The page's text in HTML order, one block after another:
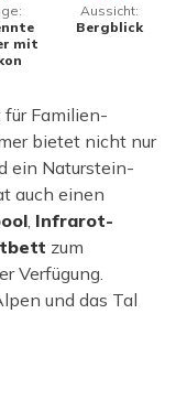
mit
Aussicht:
Bergblick
für Familien-
bietet nicht nur
ein Naturstein-
auch einen
Infrarot-
zum
Verfügung.
und das Tal